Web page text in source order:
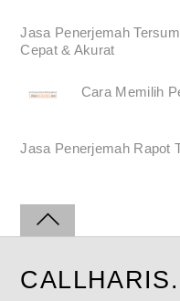
Jasa Penerjemah
Cepat & Akurat
Cara Memilih
Jasa Penerjemah Rapot